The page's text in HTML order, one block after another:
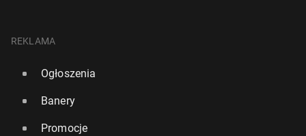
REKLAMA
Ogłoszenia
Banery
Promocje